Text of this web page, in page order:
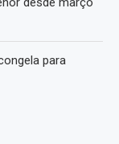
para